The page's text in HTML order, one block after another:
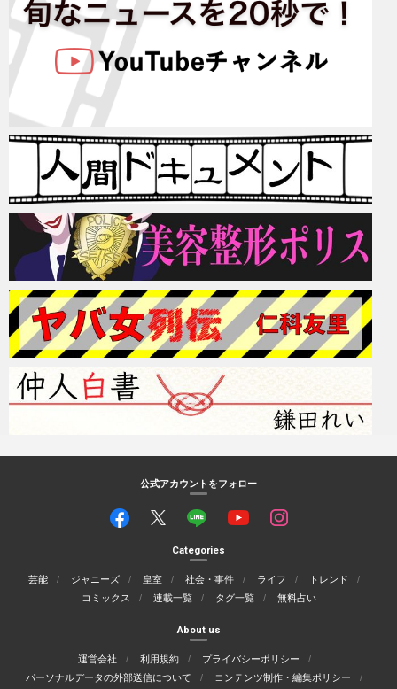
公式アカウントをフォロー
Categories
芸能 ジャニーズ 皇室 社会・事件 ライフ
トレンド
コミックス
連載一覧 タグ一覧 無料占い
About us
運営会社 利用規約
プライバシーポリシー
パーソナルデータの外部送信について
コンテンツ制作・編集ポリシー